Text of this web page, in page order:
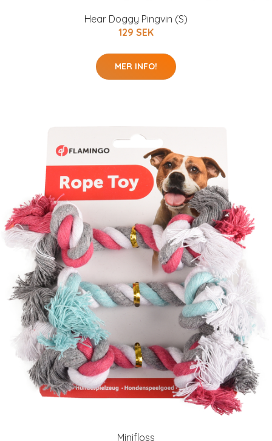
Hear Doggy Pingvin (S)
129 SEK
MER INFO!
Minifloss